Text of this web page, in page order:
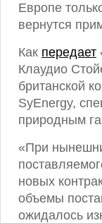
Европе
вернутся
Как передает
Клаудио
британской
SyEnergy,
природным
«При
новых
объемы
ожидалось